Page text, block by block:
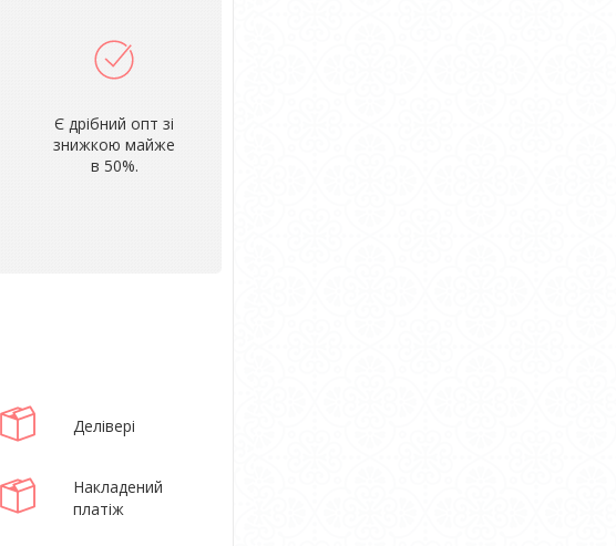
Є дрібний опт зі
знижкою майже
в 50%.
Делівері
Накладений
платіж